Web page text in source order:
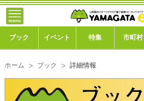
ブック イベント 特集 市町村
ホーム ブック 詳細情報
トップ
ブック
}; -->